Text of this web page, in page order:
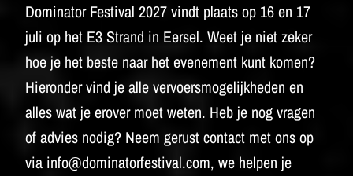
ID&T
BUDWEISER
Dominator Festival 2027 vindt plaats op 16 en 17
juli op het E3 Strand in Eersel. Weet je niet zeker
hoe je het beste naar het evenement kunt komen?
Hieronder vind je alle vervoersmogelijkheden en
alles wat je erover moet weten. Heb je nog vragen
of advies nodig? Neem gerust contact met ons op
via info@dominatorfestival.com, we helpen je